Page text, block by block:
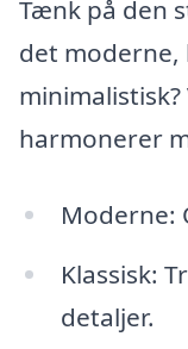
Tænk på den
det moderne,
harmonerer
Moderne:
Klassisk:
detaljer.